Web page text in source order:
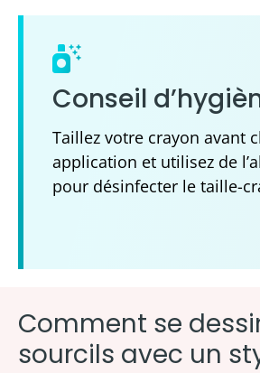
Conseil
Taillez votre crayon avant
application et utilisez de
pour désinfecter le taille-
Comment se
sourcils avec un